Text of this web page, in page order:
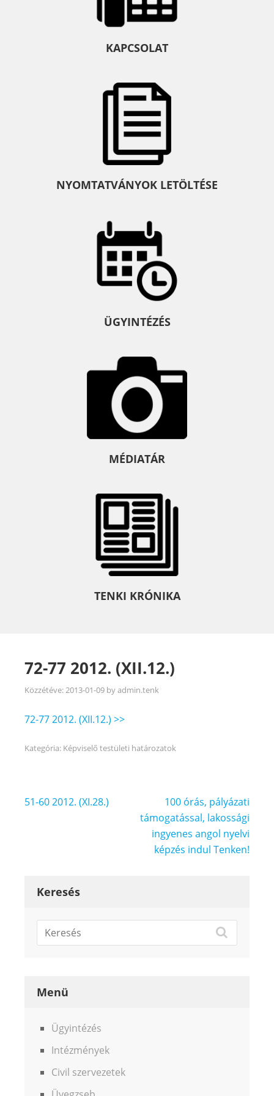
KAPCSOLAT
NYOMTATVÁNYOK LETÖLTÉSE
ÜGYINTÉZÉS
MÉDIATÁR
TENKI KRÓNIKA
72-77 2012. (XII.12.)
Közzétéve:2013-01-09 byadmin.tenk
72-77 2012. (XII.12.) >>
Kategória: Képviselő testületi határozatok
Bejegyzés
51-60 2012. (XI.28.)
100 órás, pályázati
támogatással, lakossági
ingyenes angol nyelvi
képzés indul Tenken!
Keresés
Menü
Ügyintézés
Intézmények
Civil szervezetek